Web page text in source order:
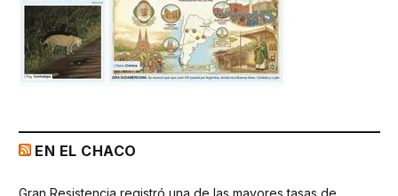
EN EL CHACO
Gran Resistencia registró una de las mayores tasas de